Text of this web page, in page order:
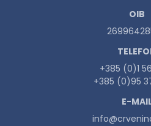
OIB
+385 (0)1
+385 (0)95
E-